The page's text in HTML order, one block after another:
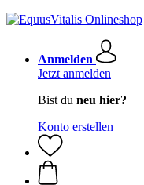
Anmelden
Jetzt anmelden
Bist du neu hier?
Konto erstellen